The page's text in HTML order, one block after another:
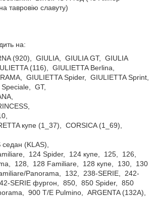
тавровію славуту)
на:
(920), GIULIA, GIULIA GT, GIULIA
(116), GIULIETTA Berlina,
GIULIETTA Spider, GIULIETTA Sprint,
Speciale, GT,
купе (1_37), CORSICA (1_69),
седан (KLAS),
124 Spider, 124 купе, 125, 126,
128, 128 Familiare, 128 купе, 130, 130
Panorama, 132, 238-SERIE, 242-
SERIE фургон, 850, 850 Spider, 850
900 T/E Pulmino, ARGENTA (132A),